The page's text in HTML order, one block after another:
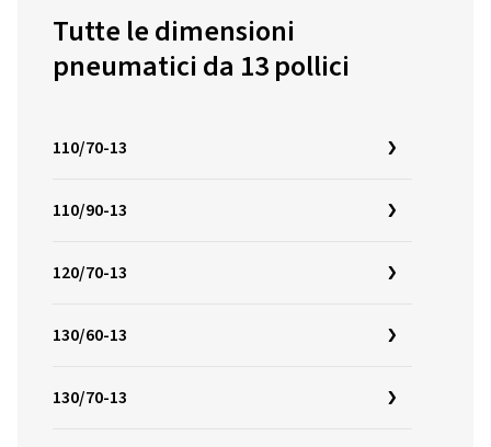
Tutte le dimensioni
pneumatici da 13 pollici
110/70-13
110/90-13
120/70-13
130/60-13
130/70-13